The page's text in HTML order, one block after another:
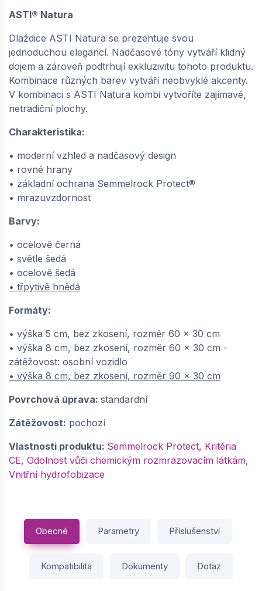
SEMMELROCK ASTI Natura protect / dlaždice
bez zkosení 90x30x8 cm - třpytivě hnědá |
648610484
dodání do cca 6 týdnů
216,90Kč / ks
ASTI® Natura
Dlaždice ASTI Natura se prezentuje svou
jednoduchou elegancí. Nadčasové tóny vytváří klidný
dojem a zároveň podtrhují exkluzivitu tohoto produktu.
Kombinace různých barev vytváří neobvyklé akcenty.
V kombinaci s ASTI Natura kombi vytvoříte zajímavé,
netradiční plochy.
Charakteristika:
• moderní vzhled a nadčasový design
• rovné hrany
• základní ochrana Semmelrock Protect®
• mrazuvzdornost
Barvy:
• ocelově černá
• světle šedá
• ocelově šedá
• třpytivě hnědá
Formáty:
• výška 5 cm, bez zkosení, rozměr 60 x 30 cm
• výška 8 cm, bez zkosení, rozměr 60 x 30 cm -
zátěžovost: osobní vozidlo
• výška 8 cm, bez zkosení, rozměr 90 x 30 cm
Povrchová úprava: standardní
Zátěžovost: pochozí
Vlastnosti produktu: Semmelrock Protect, Kritéria
CE, Odolnost vůči chemickým rozmrazovacím látkám,
Vnitřní hydrofobizace
Obecné Parametry Příslušenství
Kompatibilita Dokumenty Dotaz